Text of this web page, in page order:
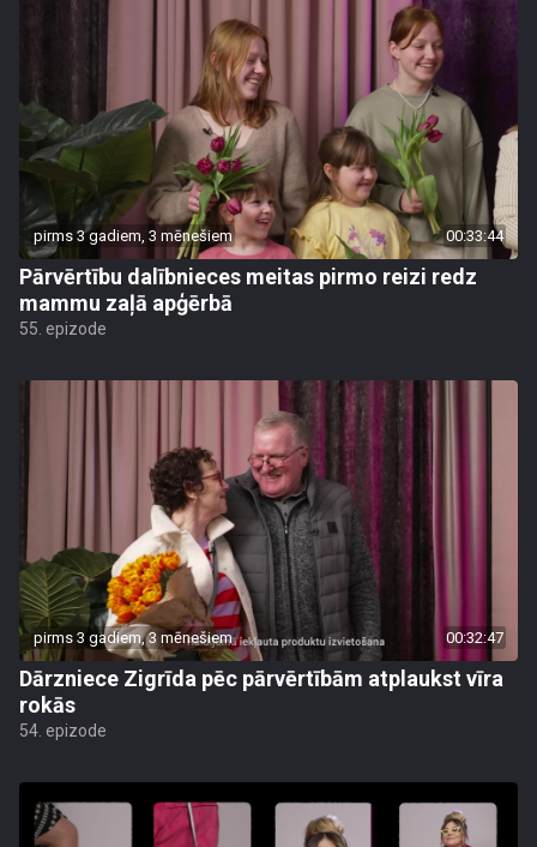
pirms 3 gadiem, 3 mēnešiem 00:33:44
Pārvērtību dalībnieces meitas pirmo reizi redz
mammu zaļā apģērbā
55. epizode
pirms 3 gadiem, 3 mēnešiem 00:32:47
Dārzniece Zigrīda pēc pārvērtībām atplaukst vīra
rokās
54. epizode